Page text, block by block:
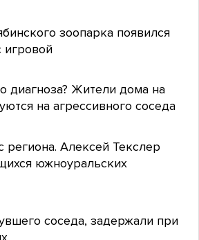
зоопарка появился
игровой
диагноза? Жители дома на
на агрессивного соседа
Алексей Текслер
южноуральских
соседа, задержали при